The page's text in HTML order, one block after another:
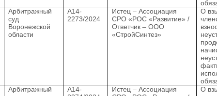
Арбитражный
суд
Воронежской
области
А14-
2273/2024
Истец – Ассоциация
СРО «РОС «Развитие» /
Ответчик – ООО
«СтройСинтез»
О
Арбитражный
А14-
Истец – Ассоциация
О